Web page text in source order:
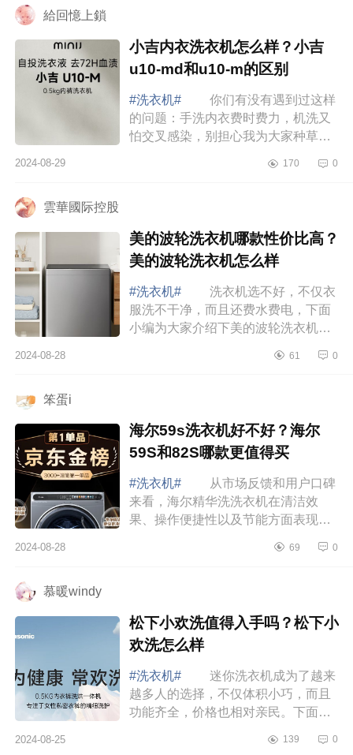
給回憶上鎖
小吉内衣洗衣机怎么样？小吉
u10-md和u10-m的区别
#洗衣机#
你们有没有遇到过这样
的问题：手洗内衣费时费力，机洗又
怕交叉感染，别担心我为大家种草一
介绍下小吉内衣洗衣机怎么样？小吉
2024-08-29 170 0
雲華國际控股
美的波轮洗衣机哪款性价比高？
美的波轮洗衣机怎么样
#洗衣机#
洗衣机选不好，不仅衣
服洗不干净，而且还费水费电，下面
小编为大家介绍下美的波轮洗衣机哪
样 美的波轮洗衣机哪款性价比
2024-08-28 61 0
笨蛋i
海尔59s洗衣机好不好？海尔
59S和82S哪款更值得买
#洗衣机#
从市场反馈和用户口碑
来看，海尔精华洗洗衣机在清洁效
果、操作便捷性以及节能方面表现得
2024-08-28 69 0
慕暖windy
松下小欢洗值得入手吗？松下小
欢洗怎么样
#洗衣机#
迷你洗衣机成为了越来
越多人的选择，不仅体积小巧，而且
功能齐全，价格也相对亲民。下面小
吗？松下小欢洗怎么样 松下小欢
2024-08-25 139 0